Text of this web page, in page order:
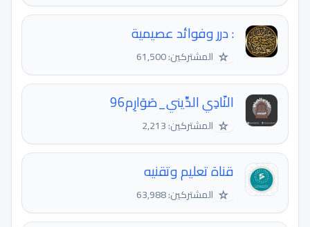
: درر وفوائد عصيمية
☆ المشتركين: 61,500
النّادِي الدِّيني_صَوَارِم96
☆ المشتركين: 2,213
قناة تعليم وتقنيه
☆ المشتركين: 63,988